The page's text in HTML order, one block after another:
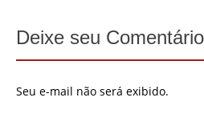
Deixe seu Comentário
Seu e-mail não será exibido.